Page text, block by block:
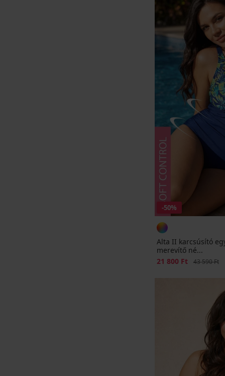
-50%
Alta II karcsúsító
merevítő né...
Kedvezmény
21 800 Ft Eredeti ár
43 590 Ft